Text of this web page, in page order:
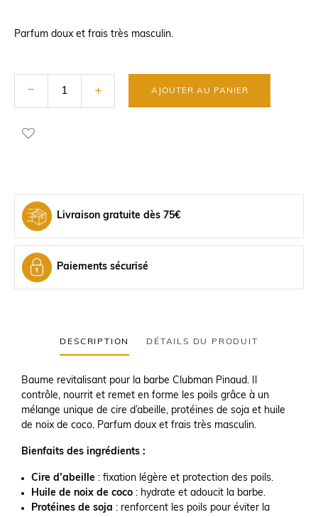
Parfum doux et frais très masculin.
AJOUTER AU PANIER
Livraison gratuite dès 75€
Paiements sécurisé
DESCRIPTION DÉTAILS DU PRODUIT
Baume revitalisant pour la barbe Clubman Pinaud. Il
contrôle, nourrit et remet en forme les poils grâce à un
mélange unique de cire d’abeille, protéines de soja et huile
de noix de coco. Parfum doux et frais très masculin.
Bienfaits des ingrédients :
Cire d’abeille : fixation légère et protection des poils.
Huile de noix de coco : hydrate et adoucit la barbe.
Protéines de soja : renforcent les poils pour éviter la